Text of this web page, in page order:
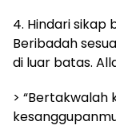
4. Hindari sikap
Beribadah
di luar batas.
> “Bertakwalah